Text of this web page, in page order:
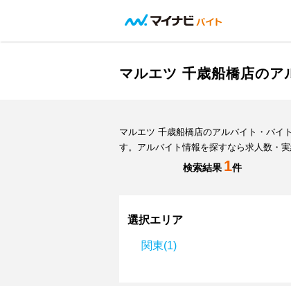
マルエツ 千歳船橋店のア
マルエツ 千歳船橋店のアルバイト・バイ
す。アルバイト情報を探すなら求人数・
検索結果 1件
選択エリア
関東(1)